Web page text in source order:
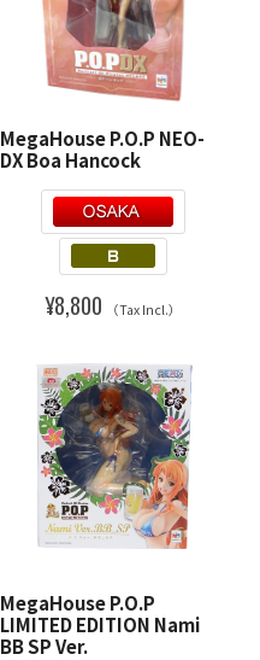
MegaHouse P.O.P NEO-
DX Boa Hancock
¥8,800 （Tax Incl.）
MegaHouse P.O.P
LIMITED EDITION Nami
BB SP Ver.